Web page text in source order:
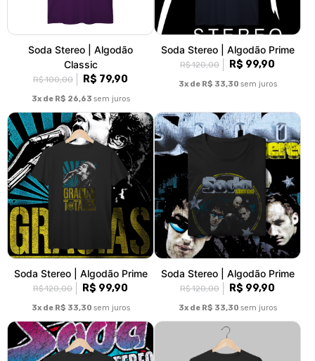
Soda Stereo | Algodão
Classic
R$ 100,00 R$ 79,90
3x de R$ 26,63 sem juros
Soda Stereo | Algodão Prime
R$ 120,00 R$ 99,90
3x de R$ 33,30 sem juros
Soda Stereo | Algodão Prime
R$ 120,00 R$ 99,90
3x de R$ 33,30 sem juros
Soda Stereo | Algodão Prime
R$ 120,00 R$ 99,90
3x de R$ 33,30 sem juros